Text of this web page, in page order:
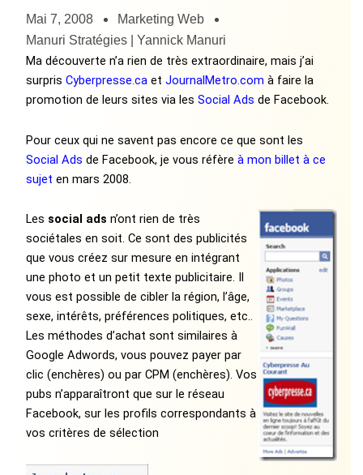
Mai 7, 2008
Marketing Web
Manuri Stratégies | Yannick Manuri
Ma découverte n’a rien de très extraordinaire, mais j’ai
surprisCyberpresse.ca etJournalMetro.com à faire la
promotion de leurs sites via lesSocial Ads de Facebook.
Pour ceux qui ne savent pas encore ce que sont les
Social Ads de Facebook, je vous réfèreà mon billet à ce
sujet en mars 2008.
Les social ads n’ont rien de très
sociétales en soit. Ce sont des publicités
que vous créez sur mesure en intégrant
une photo et un petit texte publicitaire. Il
vous est possible de cibler la région, l’âge,
sexe, intérêts, préférences politiques, etc..
Les méthodes d’achat sont similaires à
Google Adwords, vous pouvez payer par
clic (enchères) ou par CPM (enchères). Vos
pubs n’apparaîtront que sur le réseau
Facebook, sur les profils correspondants à
vos critères de sélection